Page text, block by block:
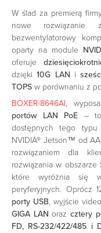
W ślad za premierą
nowe
bezwentylatorowy
oparty na module
oferuje
dzięki10G LAN i
TOPS w porównaniu z
BOXER-8646AI,
portów LAN PoE – to
dostępnych tego typu
NVIDIA® Jetson™ od
rozwiązaniem dla
rozwiązania w obszarze
które wyróżnia się
peryferyjnych. Oprócz
porty USB, wyjście video
GIGA LAN orazcztery
FD, RS-232/422/485 i